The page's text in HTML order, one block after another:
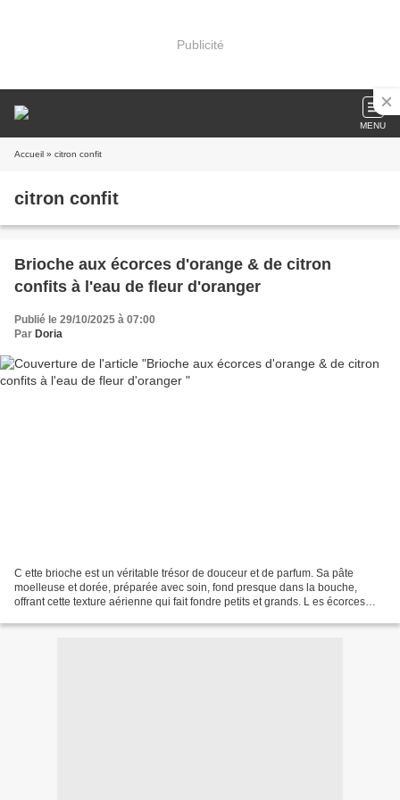
Publicité
MENU
Accueil » citron confit
citron confit
Brioche aux écorces d'orange & de citron
confits à l'eau de fleur d'oranger
Publié le 29/10/2025 à 07:00
Par Doria
C ette brioche est un véritable trésor de douceur et de parfum. Sa pâte
moelleuse et dorée, préparée avec soin, fond presque dans la bouche,
offrant cette texture aérienne qui fait fondre petits et grands. L es écorces